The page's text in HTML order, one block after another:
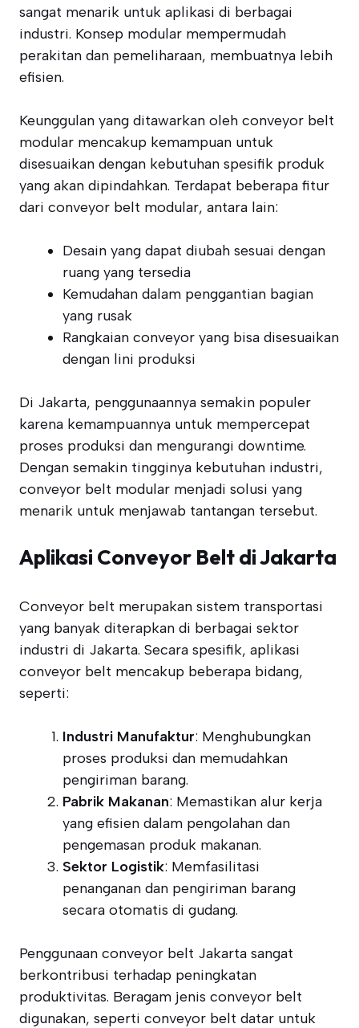
sangat menarik untuk aplikasi di berbagai
industri. Konsep modular mempermudah
perakitan dan pemeliharaan, membuatnya lebih
efisien.
Keunggulan yang ditawarkan oleh conveyor belt
modular mencakup kemampuan untuk
disesuaikan dengan kebutuhan spesifik produk
yang akan dipindahkan. Terdapat beberapa fitur
dari conveyor belt modular, antara lain:
Desain yang dapat diubah sesuai dengan
ruang yang tersedia
Kemudahan dalam penggantian bagian
yang rusak
Rangkaian conveyor yang bisa disesuaikan
dengan lini produksi
Di Jakarta, penggunaannya semakin populer
karena kemampuannya untuk mempercepat
proses produksi dan mengurangi downtime.
Dengan semakin tingginya kebutuhan industri,
conveyor belt modular menjadi solusi yang
menarik untuk menjawab tantangan tersebut.
Aplikasi Conveyor Belt di Jakarta
Conveyor belt merupakan sistem transportasi
yang banyak diterapkan di berbagai sektor
industri di Jakarta. Secara spesifik, aplikasi
conveyor belt mencakup beberapa bidang,
seperti:
Industri Manufaktur: Menghubungkan
proses produksi dan memudahkan
pengiriman barang.
Pabrik Makanan: Memastikan alur kerja
yang efisien dalam pengolahan dan
pengemasan produk makanan.
Sektor Logistik: Memfasilitasi
penanganan dan pengiriman barang
secara otomatis di gudang.
Penggunaan conveyor belt Jakarta sangat
berkontribusi terhadap peningkatan
produktivitas. Beragam jenis conveyor belt
digunakan, seperti conveyor belt datar untuk